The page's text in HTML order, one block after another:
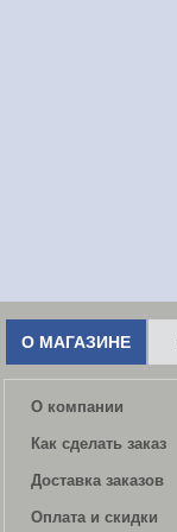
О МАГАЗИНЕ
О компании
Как сделать заказ
Доставка заказов
Оплата и скидки